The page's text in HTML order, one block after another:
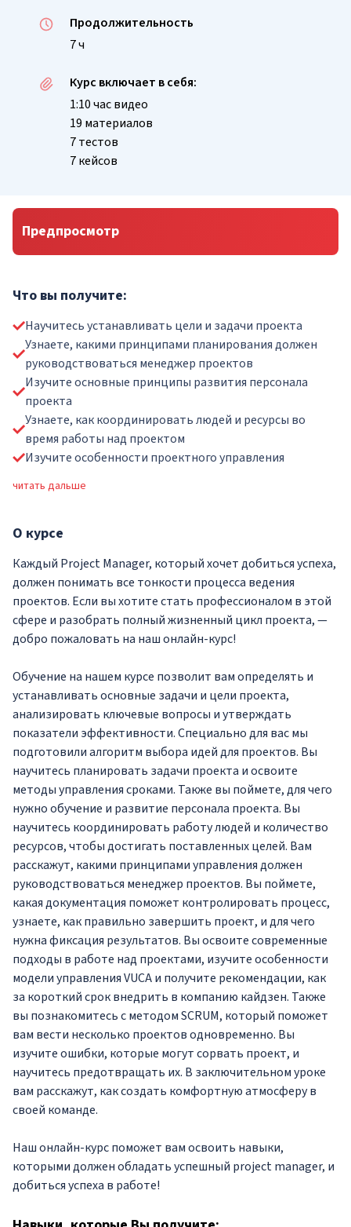
Продолжительность
7 ч
Курс включает в себя:
1:10 час видео
19 материалов
7 тестов
7 кейсов
Предпросмотр
Что вы получите:
Научитесь устанавливать цели и задачи проекта
Узнаете, какими принципами планирования должен
руководствоваться менеджер проектов
Изучите основные принципы развития персонала
проекта
Узнаете, как координировать людей и ресурсы во
время работы над проектом
Изучите особенности проектного управления
читать дальше
О курсе
Каждый Project Manager, который хочет добиться успеха,
должен понимать все тонкости процесса ведения
проектов. Если вы хотите стать профессионалом в этой
сфере и разобрать полный жизненный цикл проекта, —
добро пожаловать на наш онлайн-курс!
Обучение на нашем курсе позволит вам определять и
устанавливать основные задачи и цели проекта,
анализировать ключевые вопросы и утверждать
показатели эффективности. Специально для вас мы
подготовили алгоритм выбора идей для проектов. Вы
научитесь планировать задачи проекта и освоите
методы управления сроками. Также вы поймете, для чего
нужно обучение и развитие персонала проекта. Вы
научитесь координировать работу людей и количество
ресурсов, чтобы достигать поставленных целей. Вам
расскажут, какими принципами управления должен
руководствоваться менеджер проектов. Вы поймете,
какая документация поможет контролировать процесс,
узнаете, как правильно завершить проект, и для чего
нужна фиксация результатов. Вы освоите современные
подходы в работе над проектами, изучите особенности
модели управления VUCA и получите рекомендации, как
за короткий срок внедрить в компанию кайдзен. Также
вы познакомитесь с методом SCRUM, который поможет
вам вести несколько проектов одновременно. Вы
изучите ошибки, которые могут сорвать проект, и
научитесь предотвращать их. В заключительном уроке
вам расскажут, как создать комфортную атмосферу в
своей команде.
Наш онлайн-курс поможет вам освоить навыки,
которыми должен обладать успешный project manager, и
добиться успеха в работе!